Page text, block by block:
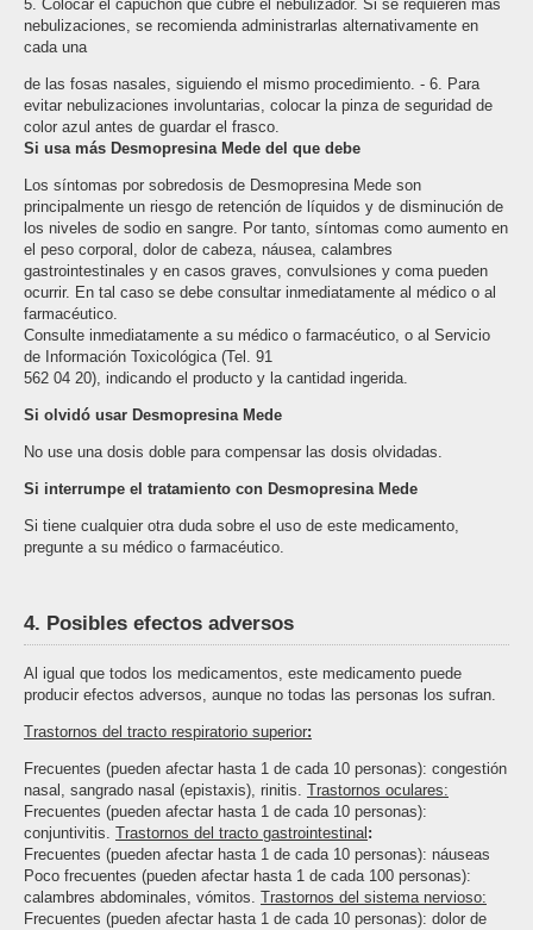
5. Colocar el capuchón que cubre el nebulizador. Si se requieren más
nebulizaciones, se recomienda administrarlas alternativamente en
cada una
de las fosas nasales, siguiendo el mismo procedimiento. - 6. Para
evitar nebulizaciones involuntarias, colocar la pinza de seguridad de
color azul antes de guardar el frasco.
Si usa más Desmopresina Mede del que debe
Los síntomas por sobredosis de Desmopresina Mede son
principalmente un riesgo de retención de líquidos y de disminución de
los niveles de sodio en sangre. Por tanto, síntomas como aumento en
el peso corporal, dolor de cabeza, náusea, calambres
gastrointestinales y en casos graves, convulsiones y coma pueden
ocurrir. En tal caso se debe consultar inmediatamente al médico o al
farmacéutico.
Consulte inmediatamente a su médico o farmacéutico, o al Servicio
de Información Toxicológica (Tel. 91
562 04 20), indicando el producto y la cantidad ingerida.
Si olvidó usar Desmopresina Mede
No use una dosis doble para compensar las dosis olvidadas.
Si interrumpe el tratamiento con Desmopresina Mede
Si tiene cualquier otra duda sobre el uso de este medicamento,
pregunte a su médico o farmacéutico.
4. Posibles efectos adversos
Al igual que todos los medicamentos, este medicamento puede
producir efectos adversos, aunque no todas las personas los sufran.
Trastornos del tracto respiratorio superior:
Frecuentes (pueden afectar hasta 1 de cada 10 personas): congestión
nasal, sangrado nasal (epistaxis), rinitis. Trastornos oculares:
Frecuentes (pueden afectar hasta 1 de cada 10 personas):
conjuntivitis. Trastornos del tracto gastrointestinal :
Frecuentes (pueden afectar hasta 1 de cada 10 personas): náuseas
Poco frecuentes (pueden afectar hasta 1 de cada 100 personas):
calambres abdominales, vómitos. Trastornos del sistema nervioso:
Frecuentes (pueden afectar hasta 1 de cada 10 personas): dolor de